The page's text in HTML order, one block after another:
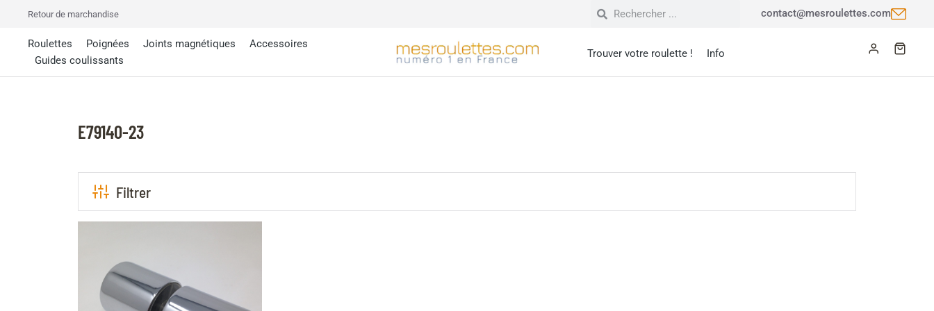
Retour de marchandise contact@mesroulettes.com
Roulettes Poignées Joints magnétiques
Accessoires
Guides coulissants
Trouver votre roulette ! Info
E79140-23
Filtrer